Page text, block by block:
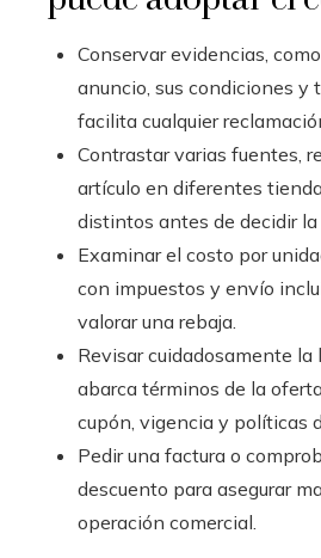
Conservar evidencias,
anuncio, sus condiciones y
facilita cualquier
Contrastar varias fuentes,
artículo en diferentes
distintos antes de decidir la
Examinar el costo por
con impuestos y envío
valorar una rebaja.
Revisar cuidadosamente la
abarca términos de la
cupón, vigencia y políticas
Pedir una factura o
descuento para asegurar
operación comercial.